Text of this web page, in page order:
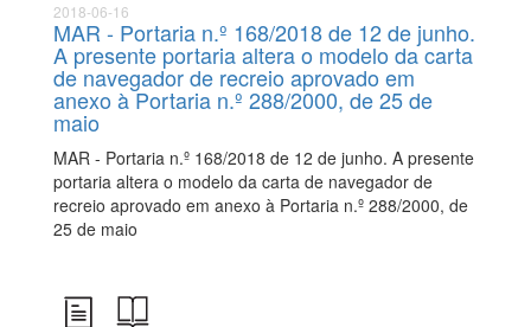
2018-06-16
MAR - Portaria n.º 168/2018 de 12 de junho.
A presente portaria altera o modelo da carta
de navegador de recreio aprovado em
anexo à Portaria n.º 288/2000, de 25 de
maio
MAR - Portaria n.º 168/2018 de 12 de junho. A presente
portaria altera o modelo da carta de navegador de
recreio aprovado em anexo à Portaria n.º 288/2000, de
25 de maio